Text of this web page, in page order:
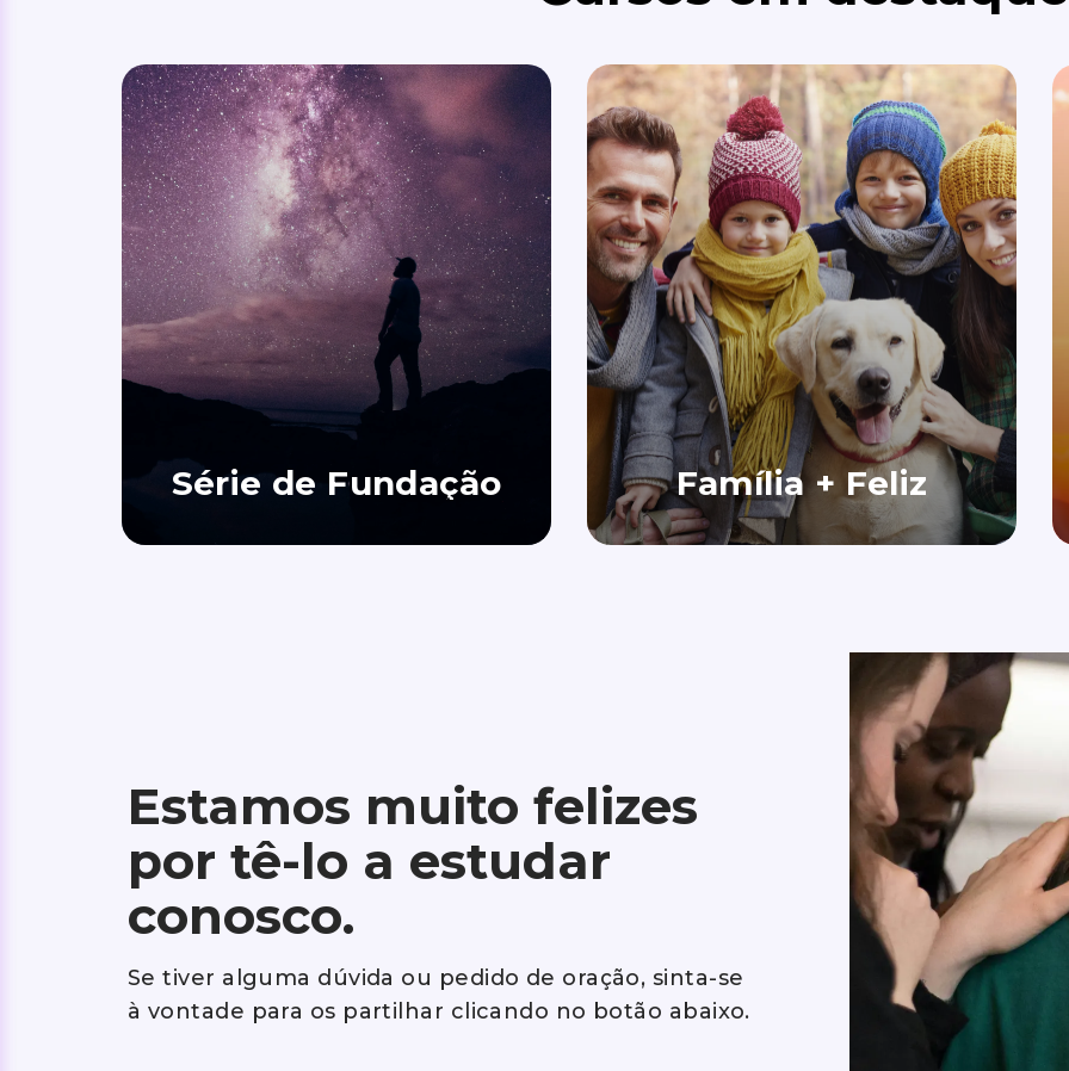
Série de Fundação Família + Feliz
Estamos muito felizes
por tê-lo a estudar
conosco.
Se tiver alguma dúvida ou pedido de oração, sinta-se
à vontade para os partilhar clicando no botão abaixo.